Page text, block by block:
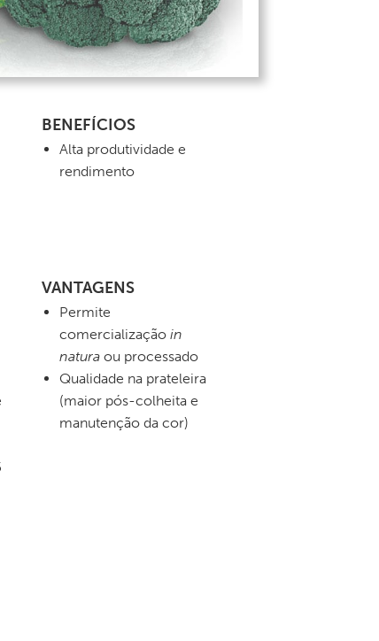
BENEFÍCIOS
Alta produtividade e
rendimento
VANTAGENS
Permite
comercialização in
naturaou processado
Qualidade na prateleira
(maior pós-colheita e
manutenção da cor)